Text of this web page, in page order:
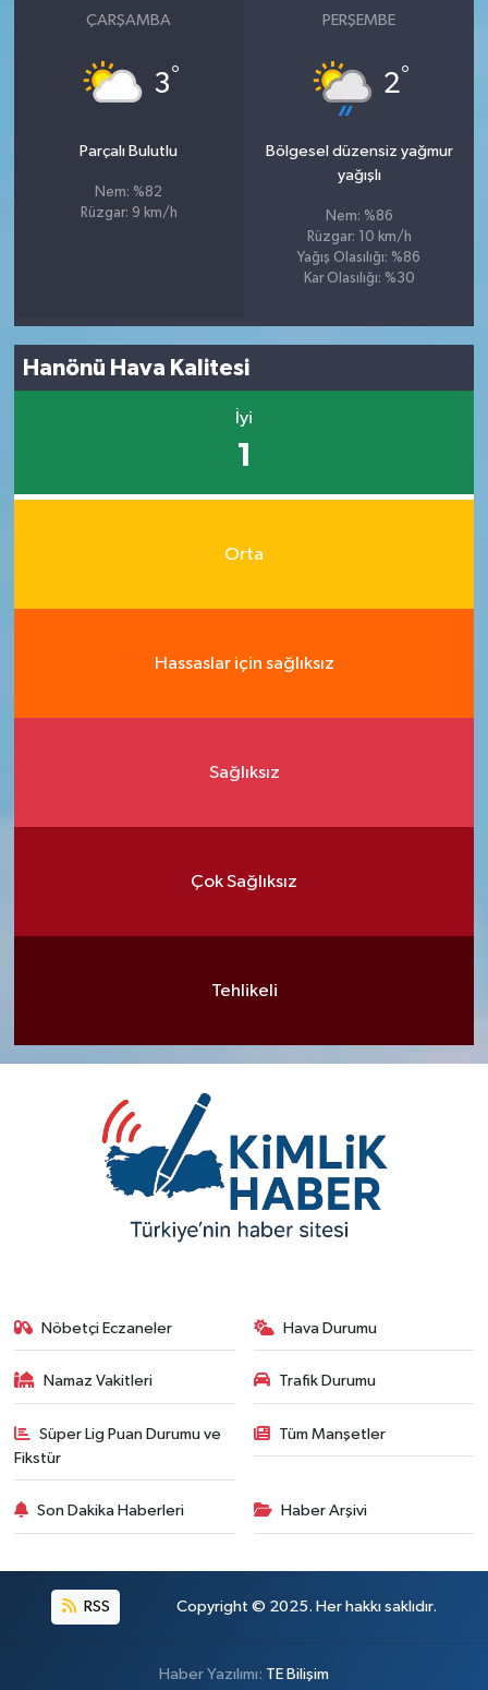
ÇARŞAMBA
3°
Parçalı Bulutlu
Nem: %82
Rüzgar: 9 km/h
PERŞEMBE
2°
Bölgesel düzensiz yağmur
yağışlı
Nem: %86
Rüzgar: 10 km/h
Yağış Olasılığı: %86
Kar Olasılığı: %30
Hanönü Hava Kalitesi
İyi
1
Orta
Hassaslar için sağlıksız
Sağlıksız
Çok Sağlıksız
Tehlikeli
Nöbetçi Eczaneler Hava Durumu
Namaz Vakitleri Trafik Durumu
Süper Lig Puan Durumu ve
Fikstür
Tüm Manşetler
Son Dakika Haberleri Haber Arşivi
RSS Copyright © 2025. Her hakkı saklıdır.
Haber Yazılımı: TE Bilişim